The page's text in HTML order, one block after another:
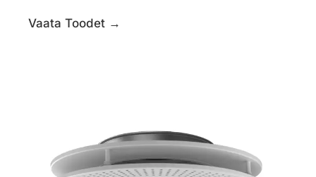
Vaata Toodet →